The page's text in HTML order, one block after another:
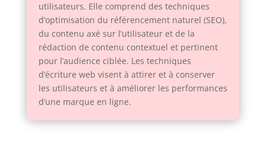
utilisateurs. Elle comprend des techniques
d’optimisation du référencement naturel (SEO),
du contenu axé sur l’utilisateur et de la
rédaction de contenu contextuel et pertinent
pour l’audience ciblée. Les techniques
d’écriture web visent à attirer et à conserver
les utilisateurs et à améliorer les performances
d’une marque en ligne.